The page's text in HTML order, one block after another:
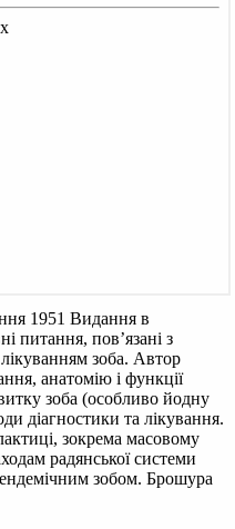
1951 Видання в
питання, пов’язані з
зоба. Автор
анатомію і функції
зоба (особливо йодну
діагностики та лікування.
зокрема масовому
радянської системи
зобом. Брошура